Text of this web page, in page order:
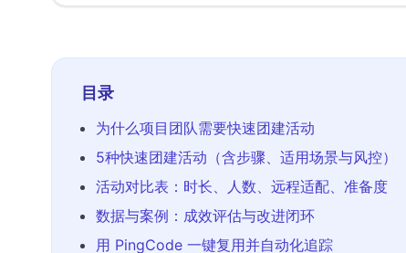
目录
为什么项目团队需要快速团建活动
5种快速团建活动（含步骤、适用场景与风控）
活动对比表：时长、人数、远程适配、准备度
数据与案例：成效评估与改进闭环
用 PingCode 一键复用并自动化追踪